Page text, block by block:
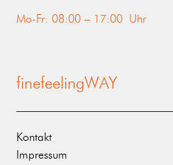
Mo-Fr: 08:00 – 17:00 Uhr
finefeelingWAY
Kontakt
Impressum